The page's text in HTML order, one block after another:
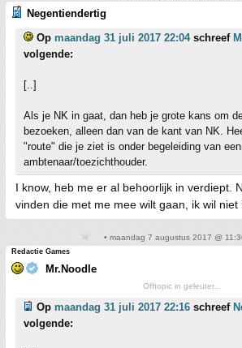
Negentiendertig
Op maandag 31 juli 2017 22:04schreef
volgende:
[..]
Als je NK in gaat, dan heb je grote kans om
bezoeken, alleen dan van de kant van NK.
"route" die je ziet is onder begeleiding van
ambtenaar/toezichthouder.
I know, heb me er al behoorlijk in verdiept.
vinden die met me mee wilt gaan, ik wil niet
• maandag 7 augustus 2017 @
Redactie Games
Mr.Noodle
Offtopic in geleuter...
Op maandag 31 juli 2017 22:16 schreef
volgende: